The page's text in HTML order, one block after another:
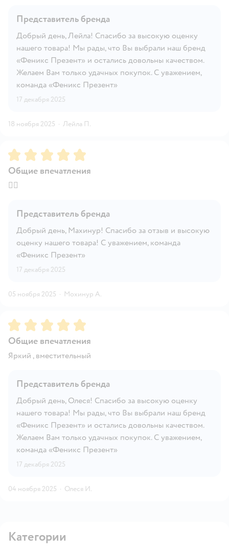
Представитель бренда
Добрый день, Лейла! Спасибо за высокую оценку
нашего товара! Мы рады, что Вы выбрали наш бренд
«Феникс Презент» и остались довольны качеством.
Желаем Вам только удачных покупок. С уважением,
команда «Феникс Презент»
17 декабря 2025
18 ноября 2025 · Лейла П.
Рейтинг:5
Общие впечатления
👍🏻
Представитель бренда
Добрый день, Махинур! Спасибо за отзыв и высокую
оценку нашего товара! С уважением, команда
«Феникс Презент»
17 декабря 2025
05 ноября 2025 · Мохинур А.
Рейтинг:5
Общие впечатления
Яркий , вместительный
Представитель бренда
Добрый день, Олеся! Спасибо за высокую оценку
нашего товара! Мы рады, что Вы выбрали наш бренд
«Феникс Презент» и остались довольны качеством.
Желаем Вам только удачных покупок. С уважением,
команда «Феникс Презент»
17 декабря 2025
04 ноября 2025 · Олеся И.
Категории